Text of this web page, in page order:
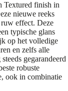
Textured finish in
nieuwe reeks
ruw effect. Deze
typische glans
op het volledige
en zelfs alle
gegarandeerd
robuste
ook in combinatie